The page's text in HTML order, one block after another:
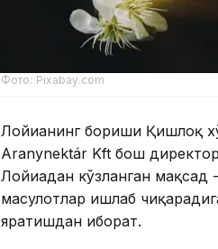
Фото: Pixabay.com
Лойиҳанинг бориши Қишлоқ
Aranynektár Kft бош
Лойиҳадан кўзланган
маҳсулотлар ишлаб
яратишдан иборат.